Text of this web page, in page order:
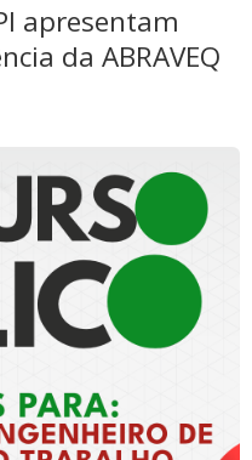
apresentam
da ABRAVEQ